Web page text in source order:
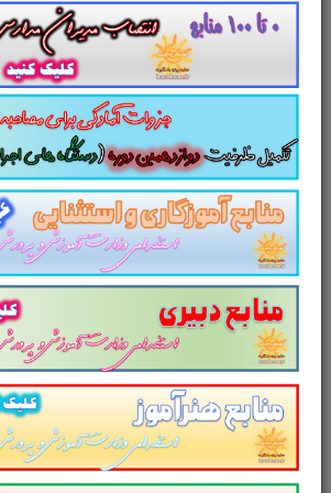
امتحان مشترک فراگیر
منابع عمومی
مشترک فراگیر دستگاه های
سایر منابع
مشترک فراگیر دستگاه‌های